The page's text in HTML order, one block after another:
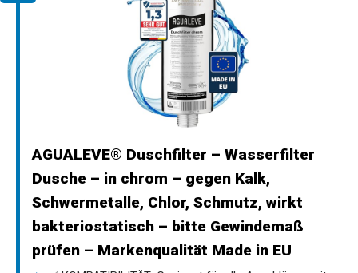
AGUALEVE® Duschfilter – Wasserfilter
Dusche – in chrom – gegen Kalk,
Schwermetalle, Chlor, Schmutz, wirkt
bakteriostatisch – bitte Gewindemaß
prüfen – Markenqualität Made in EU